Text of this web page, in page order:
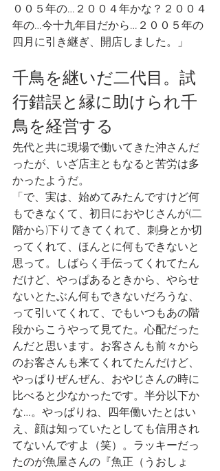
００５年の…２００４年かな？２００４
年の…今十九年目だから…２００５年の
四月に引き継ぎ、開店しました。」
千鳥を継いだ二代目。試
行錯誤と縁に助けられ千
鳥を経営する
先代と共に現場で働いてきた沖さんだ
ったが、いざ店主ともなると苦労は多
かったようだ。
「で、実は、始めてみたんですけど何
もできなくて、初日におやじさんが(二
階から)下りてきてくれて、刺身とか切
ってくれて、ほんとに何もできないと
思って。しばらく手伝ってくれてたん
だけど、やっぱあるときから、やらせ
ないとたぶん何もできないだろうな、
って引いてくれて、でもいつもあの階
段からこうやって見てた。心配だった
んだと思います。お客さんも前々から
のお客さんも来てくれてたんだけど、
やっぱりぜんぜん、おやじさんの時に
比べると少なかったです。半分以下か
な…。やっぱりね、四年働いたとはい
え、顔は知っていたとしても信用され
てないんですよ（笑）。ラッキーだっ
たのが魚屋さんの『魚正（うおしょ